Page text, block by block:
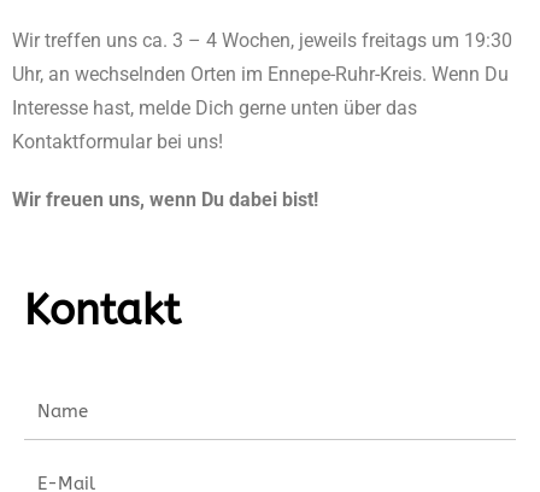
Wir treffen uns ca. 3 – 4 Wochen, jeweils freitags um 19:30
Uhr, an wechselnden Orten im Ennepe-Ruhr-Kreis. Wenn Du
Interesse hast, melde Dich gerne unten über das
Kontaktformular bei uns!
Wir freuen uns, wenn Du dabei bist!
Kontakt